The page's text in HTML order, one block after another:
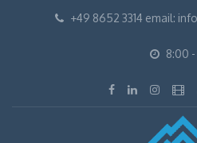
+49 8652 3314 email:
8:00 -